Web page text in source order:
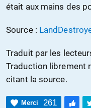
était aux mains des
Source :
Traduit par les
Traduction librement
citant la source.
Merci 261